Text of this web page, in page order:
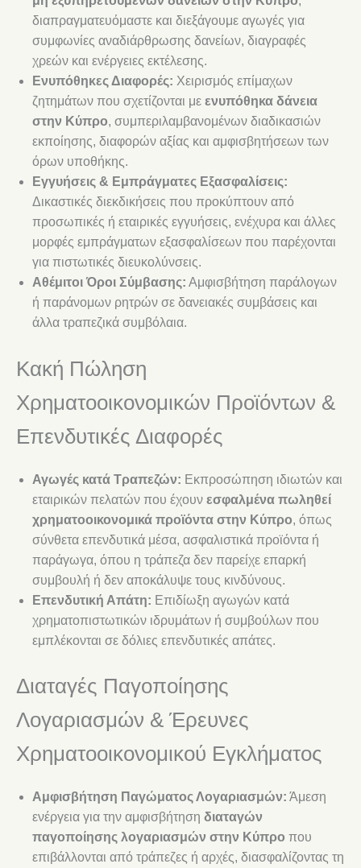
διαπραγματευόμαστε και διεξάγουμε αγωγές για
συμφωνίες αναδιάρθρωσης δανείων, διαγραφές
χρεών και ενέργειες εκτέλεσης.
Ενυπόθηκες Διαφορές: Χειρισμός επίμαχων
ζητημάτων που σχετίζονται με ενυπόθηκα δάνεια
στην Κύπρο, συμπεριλαμβανομένων διαδικασιών
εκποίησης, διαφορών αξίας και αμφισβητήσεων των
όρων υποθήκης.
Εγγυήσεις & Εμπράγματες Εξασφαλίσεις:
Δικαστικές διεκδικήσεις που προκύπτουν από
προσωπικές ή εταιρικές εγγυήσεις, ενέχυρα και άλλες
μορφές εμπράγματων εξασφαλίσεων που παρέχονται
για πιστωτικές διευκολύνσεις.
Αθέμιτοι Όροι Σύμβασης: Αμφισβήτηση παράλογων
ή παράνομων ρητρών σε δανειακές συμβάσεις και
άλλα τραπεζικά συμβόλαια.
Κακή Πώληση
Χρηματοοικονομικών Προϊόντων &
Επενδυτικές Διαφορές
Αγωγές κατά Τραπεζών: Εκπροσώπηση ιδιωτών και
εταιρικών πελατών που έχουν εσφαλμένα πωληθεί
χρηματοοικονομικά προϊόντα στην Κύπρο, όπως
σύνθετα επενδυτικά μέσα, ασφαλιστικά προϊόντα ή
παράγωγα, όπου η τράπεζα δεν παρείχε επαρκή
συμβουλή ή δεν αποκάλυψε τους κινδύνους.
Επενδυτική Απάτη: Επιδίωξη αγωγών κατά
χρηματοπιστωτικών ιδρυμάτων ή συμβούλων που
εμπλέκονται σε δόλιες επενδυτικές απάτες.
Διαταγές Παγοποίησης
Λογαριασμών & Έρευνες
Χρηματοοικονομικού Εγκλήματος
Αμφισβήτηση Παγώματος Λογαριασμών: Άμεση
ενέργεια για την αμφισβήτηση διαταγών
παγοποίησης λογαριασμών στην Κύπρο που
επιβάλλονται από τράπεζες ή αρχές, διασφαλίζοντας τη